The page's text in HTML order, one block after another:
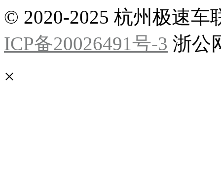
© 2020-2025 杭州极速
ICP备20026491号-3 浙公
×